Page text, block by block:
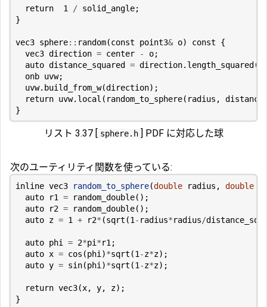
return 1 / solid_angle;
}
vec3 sphere:: random(const point3& o) const
{
vec3 direction = center - o;
auto distance_squared = direction. length_squared
onb uvw;
uvw. build_from_w(direction);
return uvw. local ( random_to_sphere( radius ,
}
リスト 3.37 [ sphere.h ] PDF に対応した球
次のユーティリティ関数を使っている:
inline vec3 random_to_sphere(double radius , double
auto
r1 = random_double();
auto
r2 = random_double();
auto z = 1 + r2* (sqrt (1 - radius*radius/
auto phi = 2*pi *r1 ;
auto x = cos (phi )*sqrt (1 -z*z);
auto y = sin(phi )*sqrt (1 -z*z);
return vec3(x, y, z);
}